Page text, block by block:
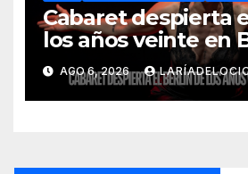
Cabaret despierta
los años veinte en
AGO 6, 2026